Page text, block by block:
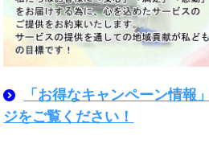
「お得なキャンペーン情報
ジをご覧ください！